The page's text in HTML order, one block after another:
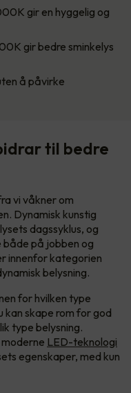
gir en hyggelig og
gir bedre sminkelys
å påvirke
til bedre
vi våkner om
Dynamisk kunstig
dagssyklus, og
på jobben og
innenfor kategorien
belysning.
for hvilken type
kan skape rom for god
type belysning.
LED-teknologi
egenskaper, med kun